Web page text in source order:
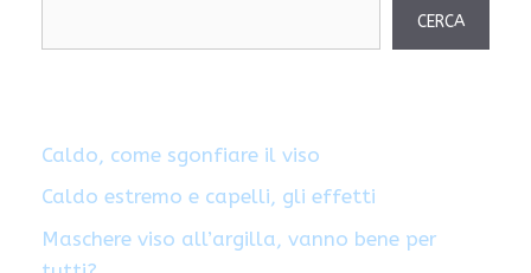
CERCA
Caldo, come sgonfiare il viso
Caldo estremo e capelli, gli effetti
Maschere viso all’argilla, vanno bene per